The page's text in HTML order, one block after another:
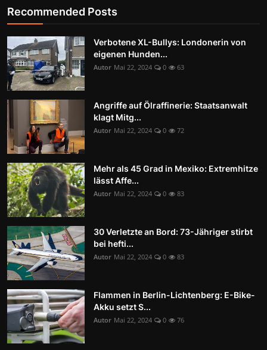
Recommended Posts
Verbotene XL-Bullys: Londonerin von
eigenen Hunden...
Autor Mai 22, 2024 0 63
Angriffe auf Ölraffinerie: Staatsanwalt
klagt Mitg...
Autor Mai 22, 2024 0 72
Mehr als 45 Grad in Mexiko: Extremhitze
lässt Affe...
Autor Mai 22, 2024 0 83
30 Verletzte an Bord: 73-Jähriger stirbt
bei hefti...
Autor Mai 22, 2024 0 83
Flammen in Berlin-Lichtenberg: E-Bike-
Akku setzt S...
Autor Mai 22, 2024 0 76